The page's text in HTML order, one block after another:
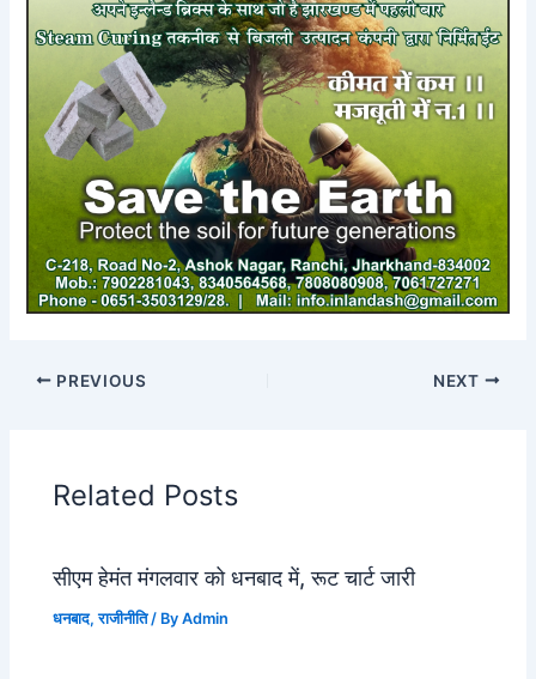
PREVIOUS NEXT
Related Posts
सीएम हेमंत मंगलवार को धनबाद में, रूट चार्ट जारी
धनबाद,राजीनीति/ ByAdmin